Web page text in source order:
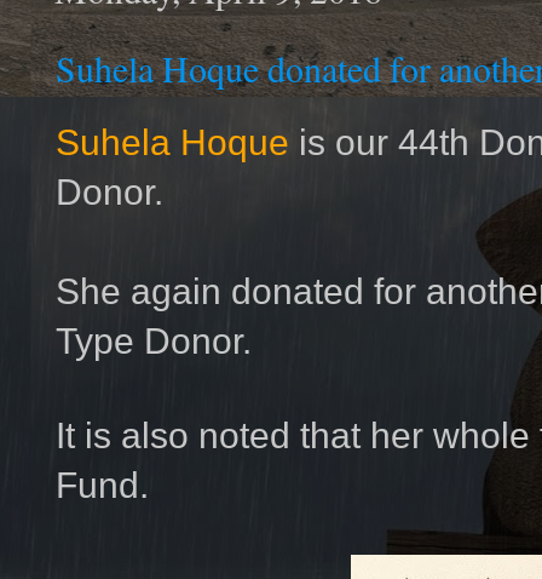
Suhela Hoque donated for
Suhela Hoque is our 44th
Donor.
She again donated for
Type Donor.
It is also noted that her
Fund.